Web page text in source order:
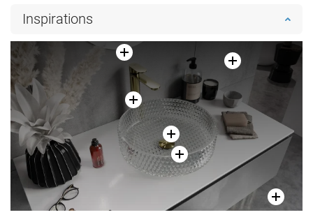
Inspirations